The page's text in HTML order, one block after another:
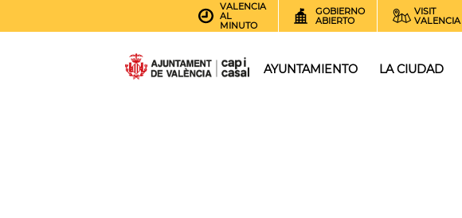
VALENCIA
AL
MINUTO
GOBIERNO
ABIERTO
VISIT
VALENCIA
AYUNTAMIENTO LA CIUDAD